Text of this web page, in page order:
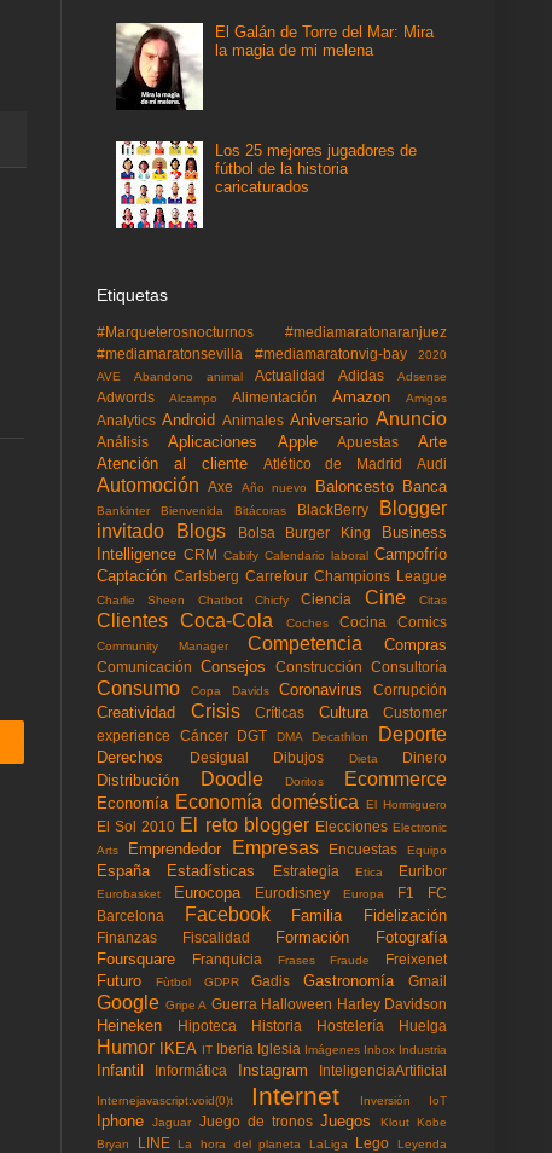
El Galán de Torre del Mar: Mira
la magia de mi melena
Los 25 mejores jugadores de
fútbol de la historia
caricaturados
Etiquetas
#Marqueterosnocturnos
#mediamaratonaranjuez
#mediamaratonsevilla
#mediamaratonvig-bay
2020
AVE
Abandono animal Actualidad Adidas Adsense
Adwords Alcampo Alimentación Amazon Amigos
Analytics Android Animales Aniversario Anuncio
Análisis Aplicaciones Apple Apuestas
Arte
Atención al cliente
Atlético de Madrid Audi
Automoción Axe Año nuevo Baloncesto Banca
Bankinter Bienvenida Bitácoras BlackBerry
Blogger
invitado
Blogs Bolsa Burger King
Business
Intelligence CRM Cabify Calendario laboral Campofrío
Captación Carlsberg Carrefour Champions League
Charlie Sheen Chatbot Chicfy Ciencia Cine Citas
Clientes Coca-Cola Coches Cocina Comics
Community Manager Competencia Compras
Comunicación Consejos Construcción Consultoría
Consumo Copa Davids Coronavirus Corrupción
Creatividad Crisis Críticas Cultura
Customer
experience
Cáncer DGT DMA Decathlon Deporte
Derechos Desigual Dibujos Dieta Dinero
Distribución Doodle Doritos Ecommerce
Economía Economía doméstica El Hormiguero
El Sol 2010 El reto blogger Elecciones Electronic
Arts
Emprendedor Empresas Encuestas Equipo
España Estadísticas Estrategia Etica Euribor
Eurobasket Eurocopa Eurodisney Europa F1
FC
Barcelona
Facebook Familia Fidelización
Finanzas Fiscalidad Formación
Fotografía
Foursquare
Franquicia Frases Fraude Freixenet
Futuro Fùtbol GDPR Gadis Gastronomía Gmail
Google Gripe A Guerra Halloween Harley Davidson
Heineken Hipoteca Historia Hostelería Huelga
Humor IKEA IT Iberia Iglesia Imágenes Inbox Industria
Infantil Informática Instagram InteligenciaArtificial
Internejavascript:void(0)t Internet Inversión IoT
Iphone Jaguar Juego de tronos Juegos Klout Kobe
Bryan
LINE La hora del planeta LaLiga Lego Leyenda